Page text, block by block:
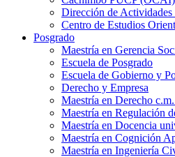
Dirección de Actividades
Centro de Estudios
Posgrado
Maestría en Gerencia
Escuela de Posgrado
Escuela de Gobierno y
Derecho y Empresa
Maestría en Derecho
Maestría en Regulación
Maestría en Docencia
Maestría en Cognición
Maestría en Ingeniería